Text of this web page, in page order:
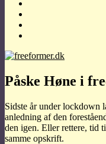
Påske Høne i
Sidste år under lockdown
anledning af den
den igen. Eller rettere, tid
samme opskrift.